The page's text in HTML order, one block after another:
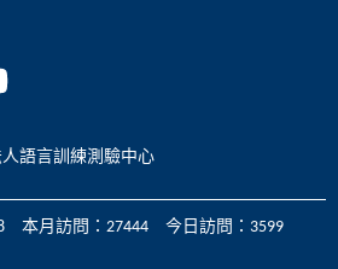
人語言訓練測驗中心
本月訪問：27444 今日訪問：3599